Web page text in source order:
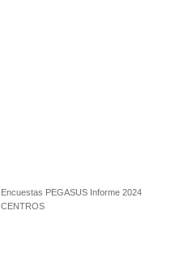
Encuestas PEGASUS Informe 2024
CENTROS